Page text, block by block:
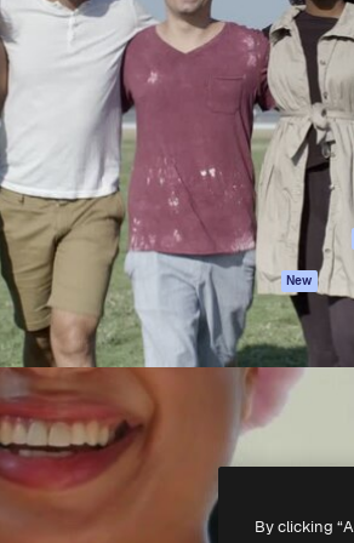
para você direcionar
Mais de 1 milhão de
criativos, empresas,
Spaces
Assistente de IA
Gerador de
imagens
Gerador de vídeos
Texto para voz
Conteúdo de stock
MCP para
Claude/ChatGPT
Agentes New
API
App móvel
Todas as
ferramentas
2026 Freepik Company S.L.U. Todos os direitos
By clicking